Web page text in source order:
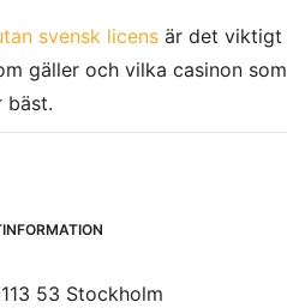
svensk licensär det viktigt
gäller och vilka casinon som
bäst.
53 Stockholm